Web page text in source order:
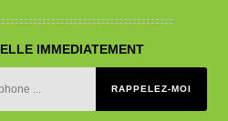
IMMEDIATEMENT